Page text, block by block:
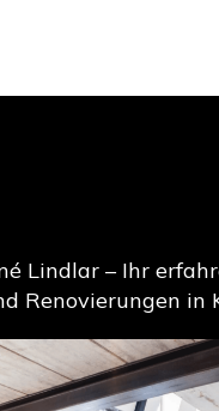
Lindlar – Ihr
Renovierungen in